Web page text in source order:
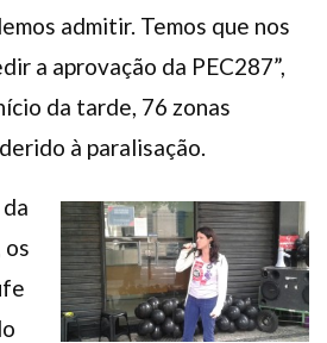
admitir. Temos que nos
a aprovação da PEC287”,
da tarde, 76 zonas
à paralisação.